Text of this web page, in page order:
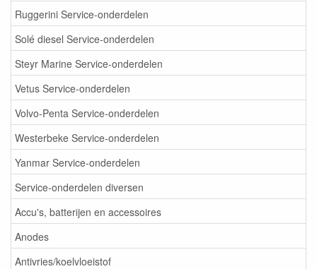
Ruggerini Service-onderdelen
Solé diesel Service-onderdelen
Steyr Marine Service-onderdelen
Vetus Service-onderdelen
Volvo-Penta Service-onderdelen
Westerbeke Service-onderdelen
Yanmar Service-onderdelen
Service-onderdelen diversen
Accu's, batterijen en accessoires
Anodes
Antivries/koelvloeistof